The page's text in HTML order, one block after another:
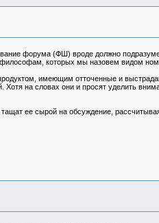
форума (ФШ) вроде должно
философам, которых мы назовем видом
имеющим отточенные и
на словах они и просят уделить
ее сырой на обсуждение,